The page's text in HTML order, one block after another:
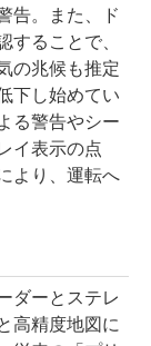
告。また、ド
することで、
の兆候も推定
下し始めてい
る警告やシー
イ表示の点
より、運転へ
ダーとステレ
高精度地図に